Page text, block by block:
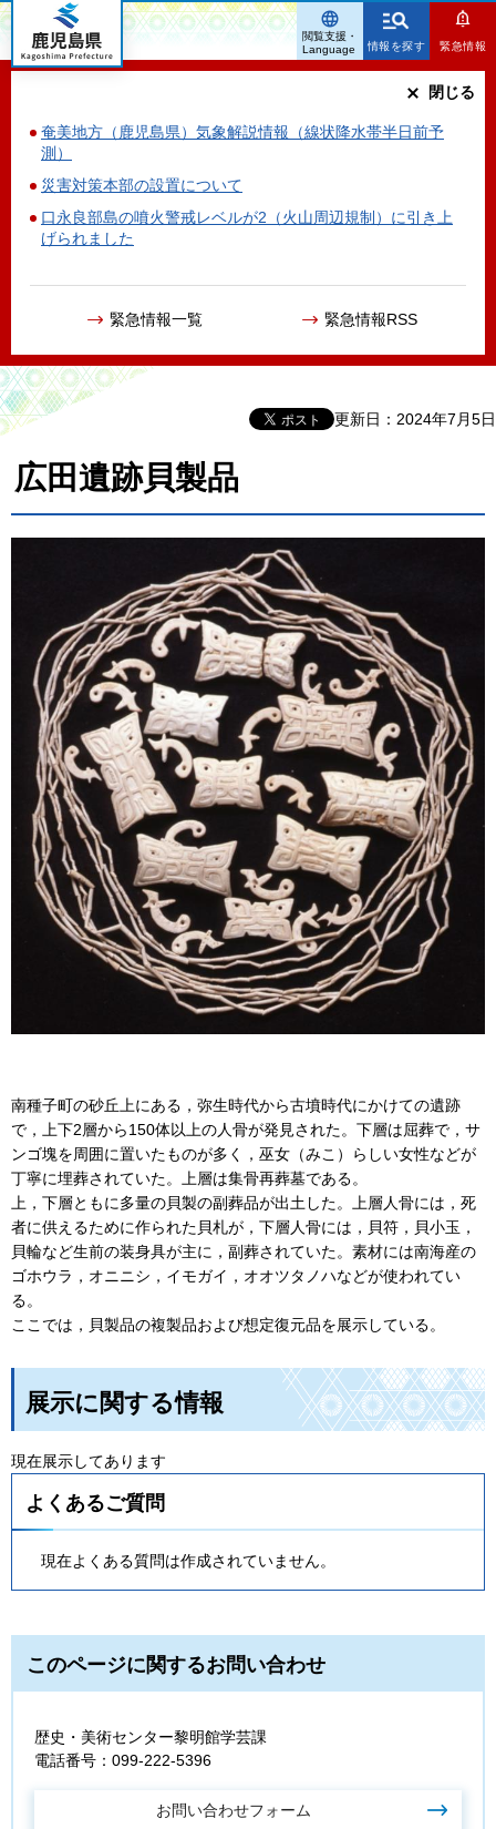
鹿児島県
情報を探す 緊急情報
奄美地方（鹿児島県）気象解説情報（線状降水帯半日前予
測）
災害対策本部の設置について
口永良部島の噴火警戒レベルが2（火山周辺規制）に引き上
げられました
緊急情報一覧 緊急情報RSS
閉じる
閲覧支援・
Language
更新日：2024年7月5日
広田遺跡貝製品
南種子町の砂丘上にある，弥生時代から古墳時代にかけての遺跡
で，上下2層から150体以上の人骨が発見された。下層は屈葬で，サ
ンゴ塊を周囲に置いたものが多く，巫女（みこ）らしい女性などが
丁寧に埋葬されていた。上層は集骨再葬墓である。
上，下層ともに多量の貝製の副葬品が出土した。上層人骨には，死
者に供えるために作られた貝札が，下層人骨には，貝符，貝小玉，
貝輪など生前の装身具が主に，副葬されていた。素材には南海産の
ゴホウラ，オニニシ，イモガイ，オオツタノハなどが使われてい
る。
ここでは，貝製品の複製品および想定復元品を展示している。
展示に関する情報
現在展示してあります
よくあるご質問
現在よくある質問は作成されていません。
このページに関するお問い合わせ
歴史・美術センター黎明館学芸課
電話番号：099-222-5396